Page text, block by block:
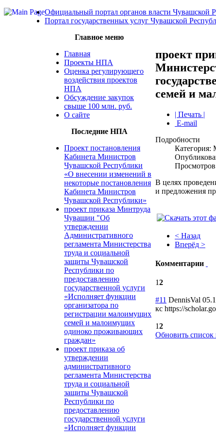
Официальный портал органов власти Чувашской
Портал государственных услуг Чувашской
Главное меню
Главная
Проекты НПА
Оценка регулирующего
воздействия проектов
НПА
Обсуждение закупок
свыше 100 млн. руб.
О сайте
Последние НПА
Проект постановления
Кабинета Министров
Чувашской Республики
«О внесении изменений в
некоторые постановления
Кабинета Министров
Чувашской Республики»
проект приказа Минтруда
Чувашии "Об
утверждении
Административного
регламента Министерства
труда и социальной
защиты Чувашской
Республики по
предоставлению
государственной услуги
«Исполняет функции
организатора по
регистрации малоимущих
семей и малоимущих
одиноко проживающих
граждан»
проект приказа об
утверждении
административного
регламента Министерства
труда и социальной
защиты Чувашской
Республики по
предоставлению
государственной услуги
«Исполняет функции
проект
семей и
| Печать |
E-mail
Подробности
Категория:
В целях
и предложения
< Назад
Вперёд >
Комментарии
12
#11 DennisVal
кс https://
12
Обновить список